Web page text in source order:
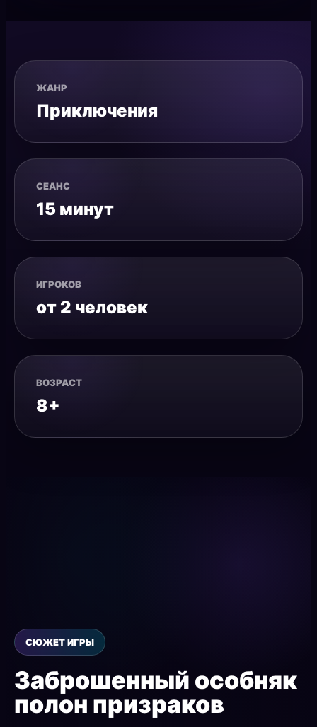
ЖАНР
Приключения
СЕАНС
15 минут
ИГРОКОВ
от 2 человек
ВОЗРАСТ
8+
СЮЖЕТ ИГРЫ
Заброшенный особняк
полон призраков